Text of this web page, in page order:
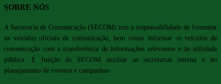
SOBRE NÓS
A Secretaria de Comunicação (SECOM) tem a responsabilidade de fomentar
os veículos oficiais de comunicação, bem como informar os veículos de
comunicação com a transferência de informações relevantes e de utilidade
pública. É função da SECOM auxiliar as secretarias interna e no
planejamento de eventos e campanhas.